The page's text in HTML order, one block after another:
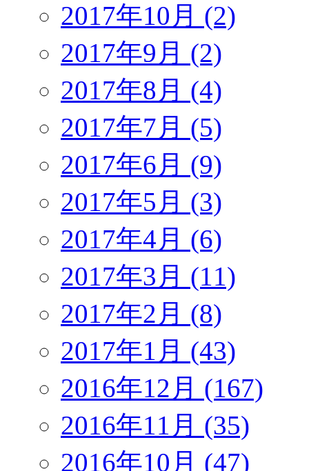
2017年10月 (2)
2017年9月 (2)
2017年8月 (4)
2017年7月 (5)
2017年6月 (9)
2017年5月 (3)
2017年4月 (6)
2017年3月 (11)
2017年2月 (8)
2017年1月 (43)
2016年12月 (167)
2016年11月 (35)
2016年10月 (47)